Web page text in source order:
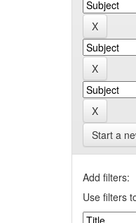
Start a
Add filters:
Use filters